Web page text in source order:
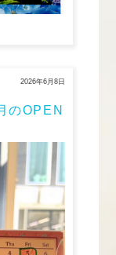
2026年6月8日
のOPEN